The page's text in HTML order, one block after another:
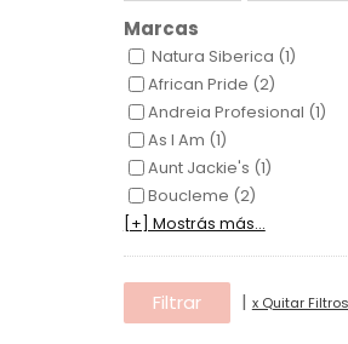
Marcas
Natura Siberica (1)
African Pride (2)
Andreia Profesional (1)
As I Am (1)
Aunt Jackie's (1)
Boucleme (2)
[+] Mostrás más...
| x Quitar Filtros